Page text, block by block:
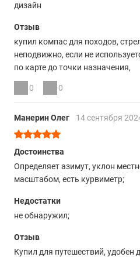
дизайн
Отзыв
купил компас для походов,
неподвижно, если не
по карте до точки назначения,
0 0
Манерин Олег 14 сентября
Достоинства
Определяет азимут, уклон
масштабом, есть курвиметр;
Недостатки
не обнаружил;
Отзыв
Купил для путешествий, удобен